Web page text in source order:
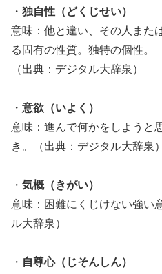
・ 独自性（どくじせい）
意味：他と違い、その人また
る固有の性質。独特の個性。
（出典：デジタル大辞泉）
・ 意欲（いよく）
意味：進んで何かをしようと
き。（出典：デジタル大辞泉）
・ 気概（きがい）
意味：困難にくじけない強い
ル大辞泉）
・ 自尊心（じそんしん）